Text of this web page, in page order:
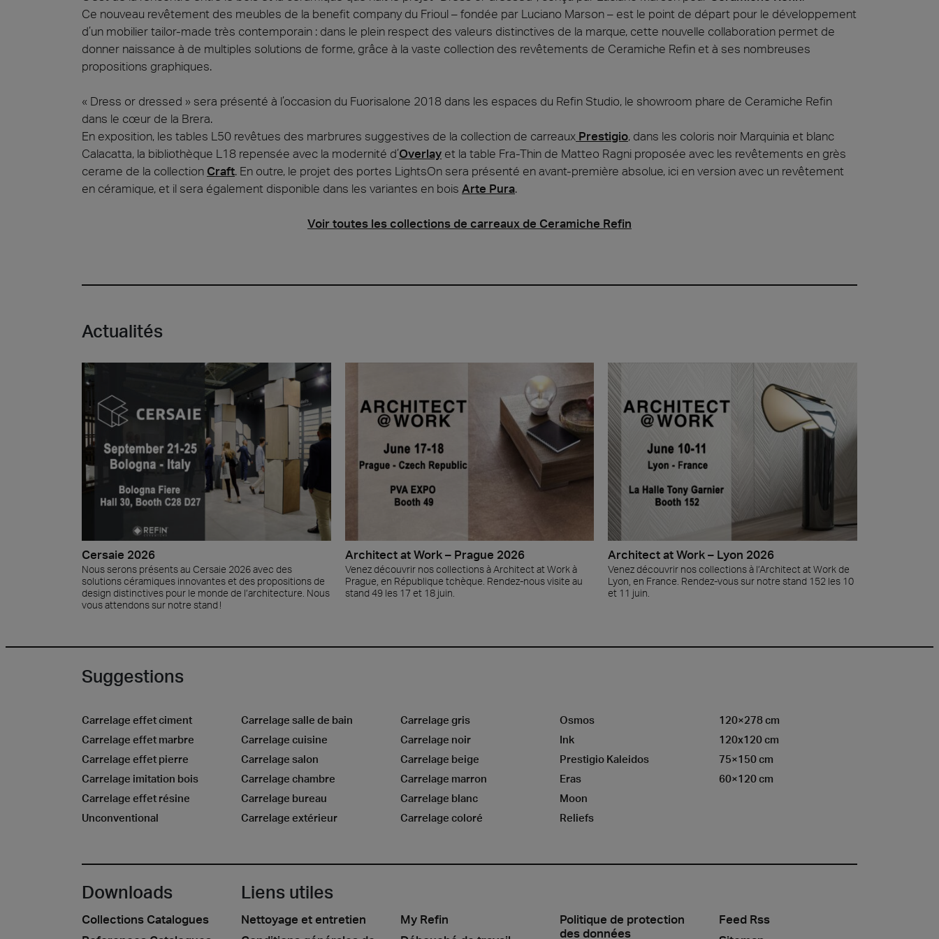
Cersaie 2026
Nous serons présents au Cersaie 2026 avec des solutions
Architect at Work – Prague 2026
Venez découvrir nos collections à Architect at Work à Prague, en
Lyon 2026
Varsovie 2026
Bruxelles 2026
Ce nouveau revêtement des meubles de la benefit company du Frioul – fondée par Luciano Marson – est le point de départ pour le développement
d’un mobilier tailor-made très contemporain : dans le plein respect des valeurs distinctives de la marque, cette nouvelle collaboration permet de
donner naissance à de multiples solutions de forme, grâce à la vaste collection des revêtements de Ceramiche Refin et à ses nombreuses
propositions graphiques.
« Dress or dressed » sera présenté à l’occasion du Fuorisalone 2018 dans les espaces du Refin Studio, le showroom phare de Ceramiche Refin
dans le cœur de la Brera.
En exposition, les tables L50 revêtues des marbrures suggestives de la collection de carreaux Prestigio, dans les coloris noir Marquinia et blanc
Calacatta, la bibliothèque L18 repensée avec la modernité d’Overlay et la table Fra-Thin de Matteo Ragni proposée avec les revêtements en grès
cerame de la collection Craft. En outre, le projet des portes LightsOn sera présenté en avant-première absolue, ici en version avec un revêtement
en céramique, et il sera également disponible dans les variantes en bois Arte Pura.
Voir toutes les collections de carreaux de Ceramiche Refin
Actualités
Cersaie 2026
Nous serons présents au Cersaie 2026 avec des
solutions céramiques innovantes et des propositions de
design distinctives pour le monde de l’architecture. Nous
vous attendons sur notre stand !
Architect at Work – Prague 2026
Venez découvrir nos collections à Architect at Work à
Prague, en République tchèque. Rendez-nous visite au
stand 49 les 17 et 18 juin.
Architect at Work – Lyon 2026
Venez découvrir nos collections à l’Architect at Work de
Lyon, en France. Rendez-vous sur notre stand 152 les 10
et 11 juin.
Suggestions
Carrelage effet ciment
Carrelage effet marbre
Carrelage effet pierre
Carrelage imitation bois
Carrelage effet résine
Unconventional
Carrelage salle de bain
Carrelage cuisine
Carrelage salon
Carrelage chambre
Carrelage bureau
Carrelage extérieur
Carrelage gris
Carrelage noir
Carrelage beige
Carrelage marron
Carrelage blanc
Carrelage coloré
Osmos
Ink
Prestigio Kaleidos
Eras
Moon
Reliefs
120×278 cm
120x120 cm
75×150 cm
60×120 cm
Downloads
Collections Catalogues
Liens utiles
Nettoyage et entretien
My Refin
Politique de protection
des données
Feed Rss